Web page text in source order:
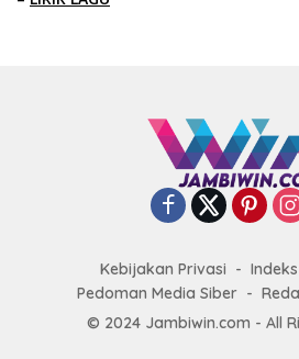
Kebijakan Privasi Indeks
Pedoman Media Siber
© 2024 Jambiwin.com - All